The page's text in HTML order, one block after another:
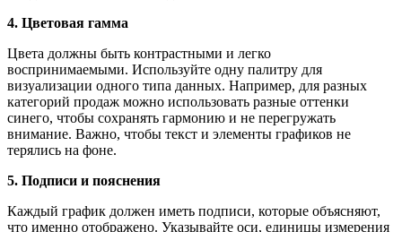
4. Цветовая гамма
Цвета должны быть контрастными и легко
воспринимаемыми. Используйте одну палитру для
визуализации одного типа данных. Например, для разных
категорий продаж можно использовать разные оттенки
синего, чтобы сохранять гармонию и не перегружать
внимание. Важно, чтобы текст и элементы графиков не
терялись на фоне.
5. Подписи и пояснения
Каждый график должен иметь подписи, которые объясняют,
что именно отображено. Указывайте оси, единицы измерения